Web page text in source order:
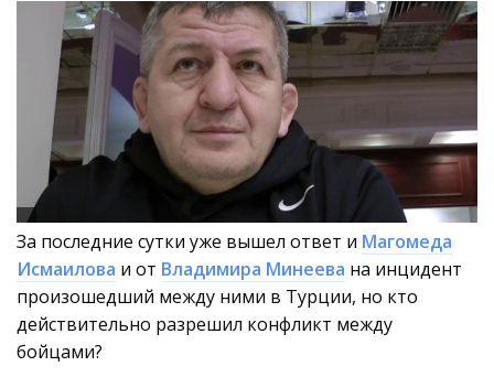
За последние сутки уже вышел ответ и Магомеда
Исмаилова и от Владимира Минеева на инцидент
произошедший между ними в Турции, но кто
действительно разрешил конфликт между
бойцами?